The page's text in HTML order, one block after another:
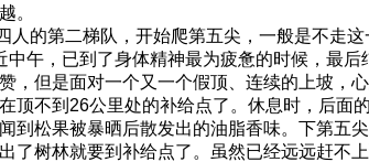
。
的第二梯队，开始爬第五尖，一般是不走
午，已到了身体精神最为疲惫的时候，最
，但是面对一个又一个假顶、连续的上坡，
顶不到26公里处的补给点了。休息时，后
到松果被暴晒后散发出的油脂香味。下第五
了树林就要到补给点了。虽然已经远远赶不